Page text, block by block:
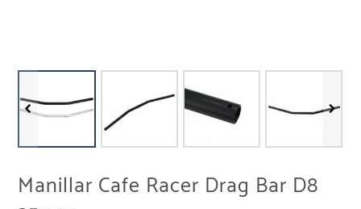
Manillar Cafe Racer Drag Bar D8